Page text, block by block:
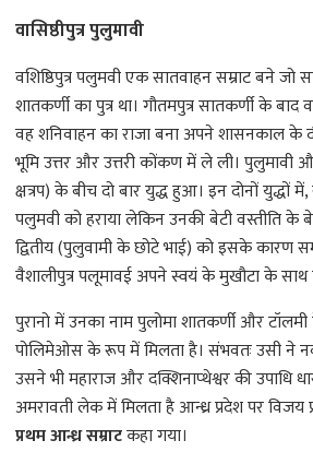
वासिष्ठीपुत्र पुलुमावी
वशिष्ठिपुत्र पलुमवी एक सातवाहन सम्राट बने जो
शातकर्णी का पुत्र था। गौतमपुत्र सातकर्णी के बाद
वह शनिवाहन का राजा बना अपने शासनकाल के
भूमि उत्तर और उत्तरी कोंकण में ले ली। पुलुमावी
क्षत्रप) के बीच दो बार युद्ध हुआ। इन दोनों युद्धों में,
पलुमवी को हराया लेकिन उनकी बेटी वस्तीति के
द्वितीय (पुलुवामी के छोटे भाई) को इसके कारण
वैशालीपुत्र पलूमावई अपने स्वयं के मुखौटा के
पुरानो में उनका नाम पुलोमा शातकर्णी और
पोलिमेओस के रूप में मिलता है। संभवतः उसी ने
उसने भी महाराज और दक्शिनाप्थेश्वर की उपाधि
अमरावती लेक में मिलता है आन्ध्र प्रदेश पर विजय
प्रथम आन्ध्र सम्राटकहा गया।